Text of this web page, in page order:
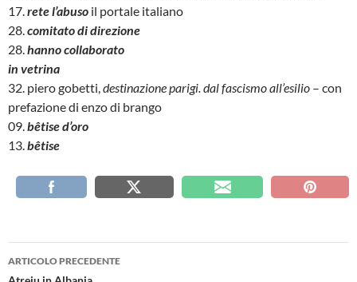
17. rete l’abuso il portale italiano
28. comitato di direzione
28. hanno collaborato
in vetrina
32. piero gobetti, destinazione parigi. dal fascismo all’esilio – con
prefazione di enzo di brango
09. bêtise d’oro
13. bêtise
Navigazione
ARTICOLO PRECEDENTE